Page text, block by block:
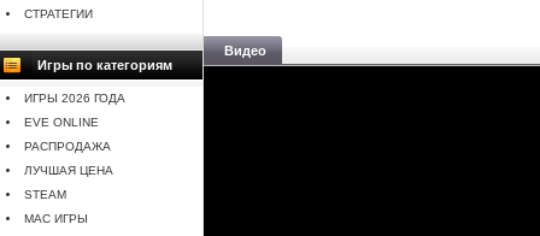
СТРАТЕГИИ
Игры по категориям
ИГРЫ 2026 ГОДА
EVE ONLINE
РАСПРОДАЖА
ЛУЧШАЯ ЦЕНА
STEAM
MAC ИГРЫ
Видео